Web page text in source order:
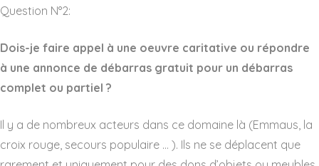
Question N°2:
Dois-je faire appel à une oeuvre caritative ou répondre
à une annonce de débarras gratuit pour un débarras
complet ou partiel ?
Il y a de nombreux acteurs dans ce domaine là (Emmaus, la
croix rouge, secours populaire … ). Ils ne se déplacent que